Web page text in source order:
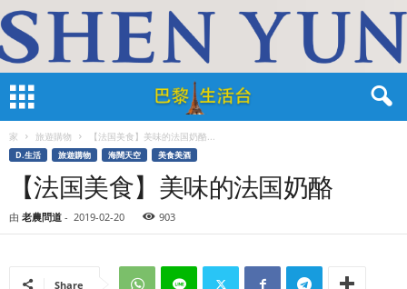
家 旅遊購物 【法国美食】美味的法国奶酪...
D.生活 旅遊購物 海闊天空 美食美酒
【法国美食】美味的法国奶酪
由 老農問道 - 2019-02-20 903
Share